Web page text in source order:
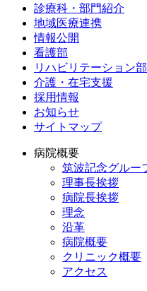
診療科・部門紹介
地域医療連携
情報公開
看護部
リハビリテーション部
介護・在宅支援
採用情報
お知らせ
サイトマップ
病院概要
筑波記念グルー
理事長挨拶
病院長挨拶
理念
沿革
病院概要
クリニック概要
アクセス